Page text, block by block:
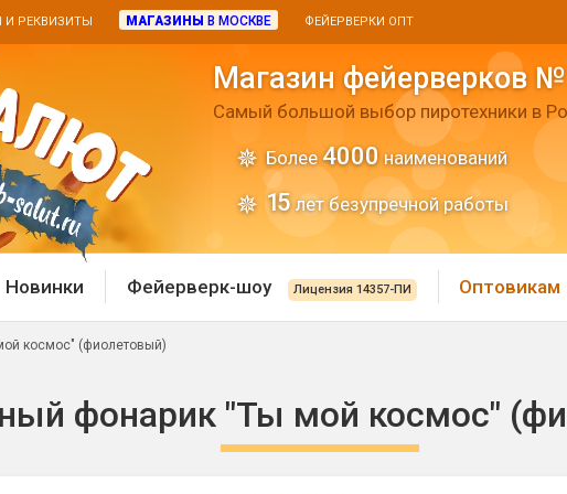
И РЕКВИЗИТЫ МАГАЗИНЫ В МОСКВЕ ФЕЙЕРВЕРКИ ОПТ
Магазин фейерверков
Самый большой выбор пиротехники в
Более 4000 наименований
15 лет безупречной работы
Дневные батареи
Хлопушки и
Новинки Фейерверк-шоу Лицензия 14357-ПИ Оптовикам
космос" (фиолетовый)
фонарик "Ты мой космос"